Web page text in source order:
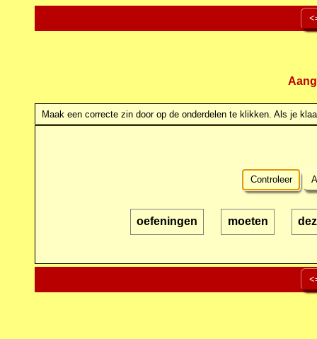
Maak een correcte zin door op de onderdelen te klikken. Als je
Controleer
oefeningen moeten